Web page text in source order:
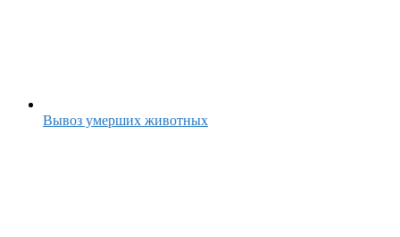
Вывоз умерших животных